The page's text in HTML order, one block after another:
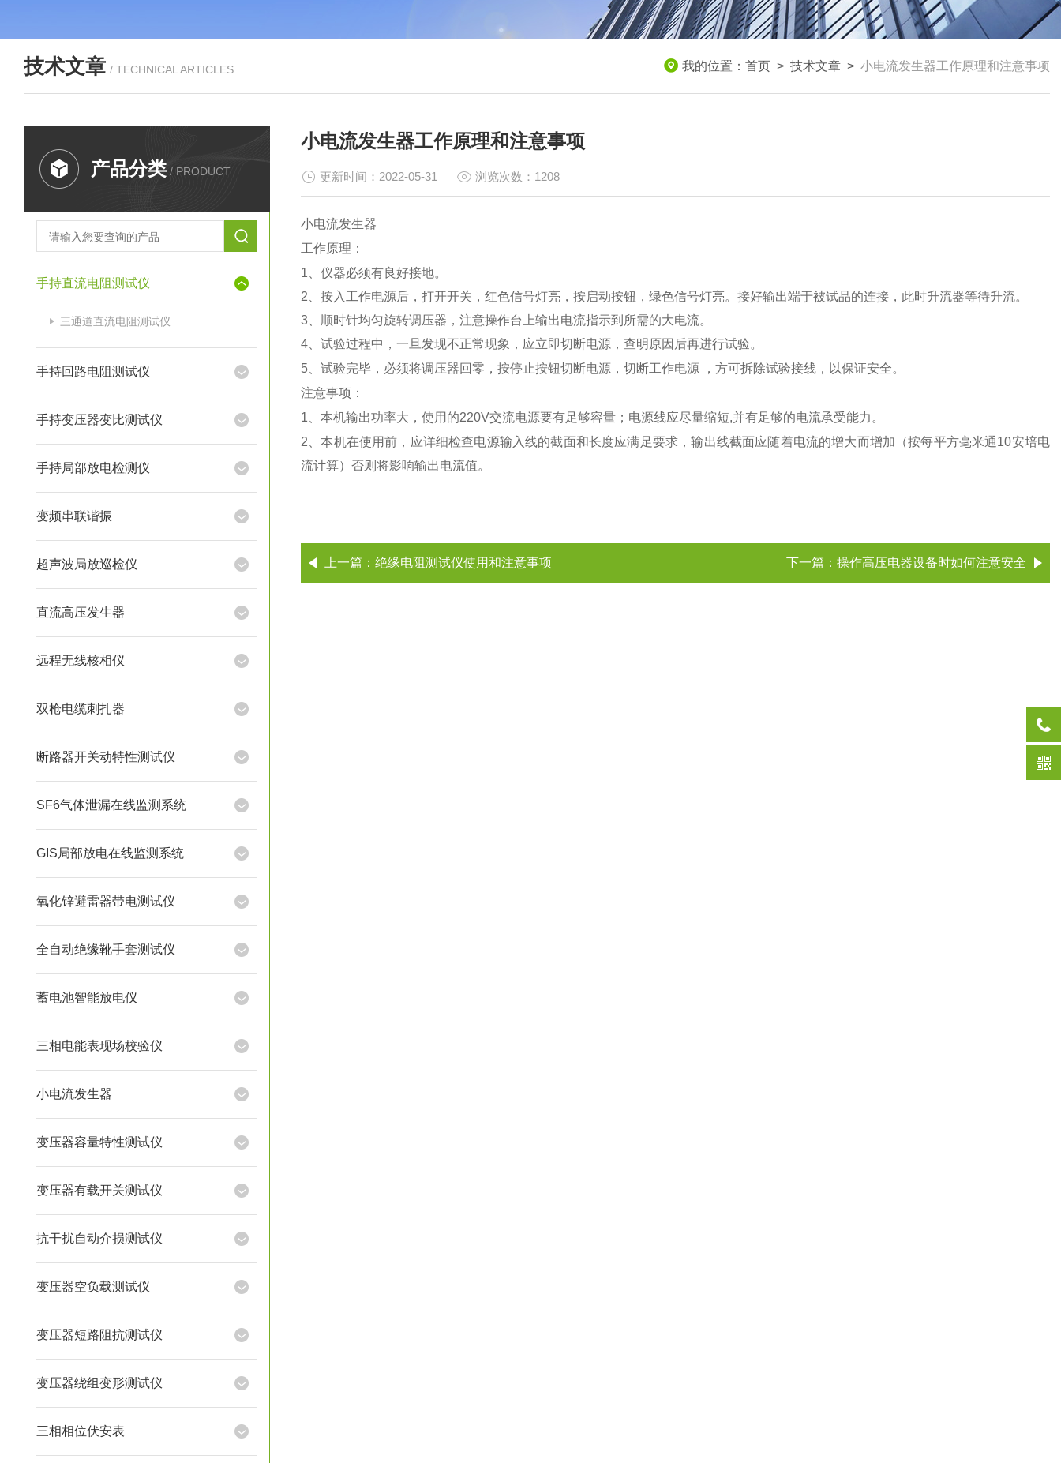
技术文章 / TECHNICAL ARTICLES 我的位置： 首页 > 技术文章 > 小电流发生器工作原理和注意事项
产品分类 / PRODUCT
手持直流电阻测试仪
三通道直流电阻测试仪
手持回路电阻测试仪
手持变压器变比测试仪
手持局部放电检测仪
变频串联谐振
超声波局放巡检仪
直流高压发生器
远程无线核相仪
双枪电缆刺扎器
断路器开关动特性测试仪
SF6气体泄漏在线监测系统
GIS局部放电在线监测系统
氧化锌避雷器带电测试仪
全自动绝缘靴手套测试仪
蓄电池智能放电仪
三相电能表现场校验仪
小电流发生器
变压器容量特性测试仪
变压器有载开关测试仪
抗干扰自动介损测试仪
变压器空负载测试仪
变压器短路阻抗测试仪
变压器绕组变形测试仪
三相相位伏安表
小电流发生器工作原理和注意事项
更新时间：2022-05-31 浏览次数：1208
小电流发生器
工作原理：
1、仪器必须有良好接地。
2、按入工作电源后，打开开关，红色信号灯亮，按启动按钮，绿色信号灯亮。接好输出端于被试品的连接，此时升流器等待升流。
3、顺时针均匀旋转调压器，注意操作台上输出电流指示到所需的大电流。
4、试验过程中，一旦发现不正常现象，应立即切断电源，查明原因后再进行试验。
5、试验完毕，必须将调压器回零，按停止按钮切断电源，切断工作电源 ，方可拆除试验接线，以保证安全。
注意事项：
1、本机输出功率大，使用的220V交流电源要有足够容量；电源线应尽量缩短,并有足够的电流承受能力。
2、本机在使用前，应详细检查电源输入线的截面和长度应满足要求，输出线截面应随着电流的增大而增加（按每平方毫米通10安培电
流计算）否则将影响输出电流值。
上一篇： 绝缘电阻测试仪使用和注意事项 下一篇： 操作高压电器设备时如何注意安全